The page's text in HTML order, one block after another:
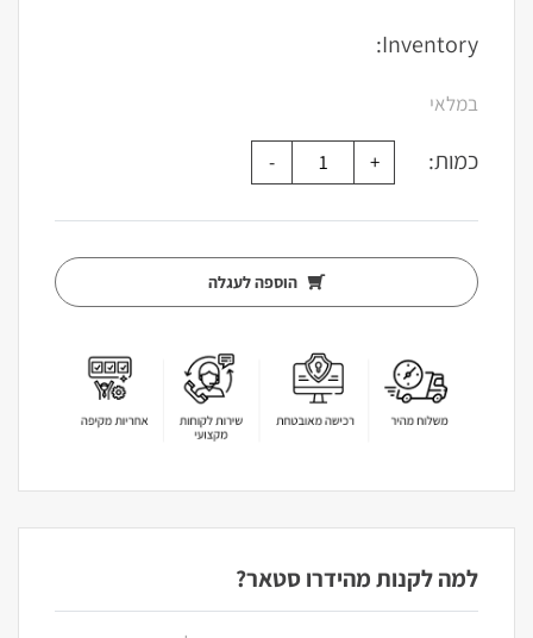
Inventory:
במלאי
כמות:
הוספה לעגלה
למה לקנות מהידרו סטאר?